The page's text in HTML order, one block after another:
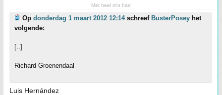
Met heel m'n hart
Op donderdag 1 maart 2012 12:14schreef BusterPosey het
volgende:
[..]
Richard Groenendaal
Luis Hernández